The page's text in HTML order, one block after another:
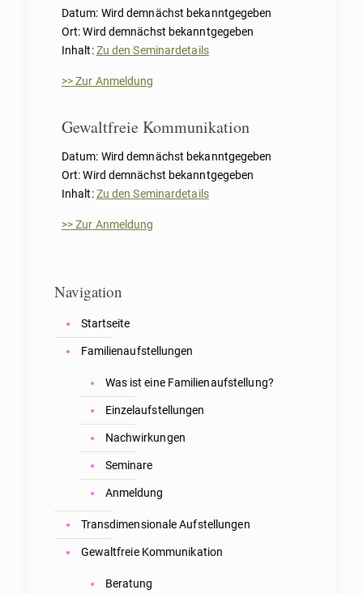
Datum: Wird demnächst bekanntgegeben
Ort: Wird demnächst bekanntgegeben
Inhalt:Zu den Seminardetails
>> Zur Anmeldung
Gewaltfreie Kommunikation
Datum: Wird demnächst bekanntgegeben
Ort: Wird demnächst bekanntgegeben
Inhalt:Zu den Seminardetails
>> Zur Anmeldung
Navigation
Startseite
Familienaufstellungen
Was ist eine Familienaufstellung?
Einzelaufstellungen
Nachwirkungen
Seminare
Anmeldung
Transdimensionale Aufstellungen
Gewaltfreie Kommunikation
Beratung